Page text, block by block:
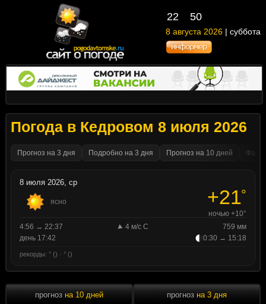
22 50
8 августа 2026 | суббота
Погода в Кедровом 8 июля 2026
Прогноз на 3 дня Подробно на 3 дня Прогноз на 10 дней
8 июля 2026, ср
ясно +21°
ночью +10°
4:56 → 22:37
4 м/с С
759 мм
день 17:42
0:30 → 15:18
рекорды: ° () · ° ()
прогноз на 10 дней прогноз на 3 дня